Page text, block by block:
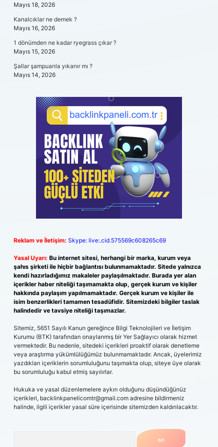
Mayıs 18, 2026
Kanalcıklar ne demek ?
Mayıs 16, 2026
1 dönümden ne kadar ryegrass çıkar ?
Mayıs 15, 2026
Şallar şampuanla yıkanır mı ?
Mayıs 14, 2026
Reklam ve İletişim: Skype: live:.cid.575569c608265c69
Yasal Uyarı: Bu internet sitesi, herhangi bir marka, kurum veya
şahıs şirketi ile hiçbir bağlantısı bulunmamaktadır. Sitede yalnızca
kendi hazırladığımız makaleler paylaşılmaktadır. Burada yer alan
içerikler haber niteliği taşımamakta olup, gerçek kurum ve kişiler
hakkında paylaşım yapılmamaktadır. Gerçek kurum ve kişiler ile
isim benzerlikleri tamamen tesadüfidir. Sitemizdeki bilgiler taslak
halindedir ve tavsiye niteliği taşımazlar.
Sitemiz, 5651 Sayılı Kanun gereğince Bilgi Teknolojileri ve İletişim
Kurumu (BTK) tarafından onaylanmış bir Yer Sağlayıcı olarak hizmet
vermektedir. Bu nedenle, sitedeki içerikleri proaktif olarak denetleme
veya araştırma yükümlülüğümüz bulunmamaktadır. Ancak, üyelerimiz
yazdıkları içeriklerin sorumluluğunu taşımakta olup, siteye üye olarak
bu sorumluluğu kabul etmiş sayılırlar.
Hukuka ve yasal düzenlemelere aykırı olduğunu düşündüğünüz
içerikleri, backlinkpanelicomtr@gmail.com adresine bildirmeniz
halinde, ilgili içerikler yasal süre içerisinde sitemizden kaldırılacaktır.